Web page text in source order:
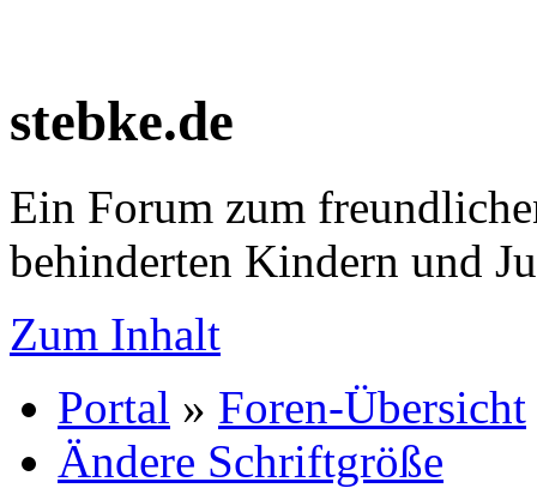
stebke.de
Ein Forum zum
behinderten Kindern und
Zum Inhalt
Portal » Foren-Übersicht
Ändere Schriftgröße